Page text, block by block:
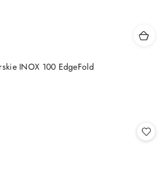
INOX 100 EdgeFold